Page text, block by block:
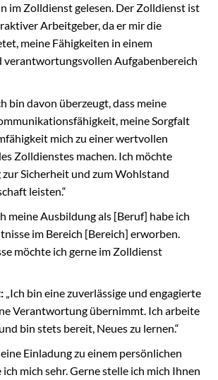
im Zolldienst gelesen. Der Zolldienst ist
Arbeitgeber, da er mir die
meine Fähigkeiten in einem
verantwortungsvollen Aufgabenbereich
bin davon überzeugt, dass meine
meine Sorgfalt
mich zu einer wertvollen
Zolldienstes machen. Ich möchte
Sicherheit und zum Wohlstand
leisten.“
meine Ausbildung als [Beruf] habe ich
im Bereich [Bereich] erworben.
möchte ich gerne im Zolldienst
„Ich bin eine zuverlässige und engagierte
Verantwortung übernimmt. Ich arbeite
bin stets bereit, Neues zu lernen.“
Einladung zu einem persönlichen
mich sehr. Gerne stelle ich mich Ihnen